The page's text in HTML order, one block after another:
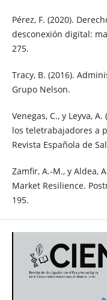
Pérez, F. (2020).
desconexión digital:
275.
Tracy, B. (2016).
Grupo Nelson.
Venegas, C., y Leyva,
los teletrabajadores a
Revista Española de
Zamfir, A.-M., y Aldea,
Market Resilience.
195.